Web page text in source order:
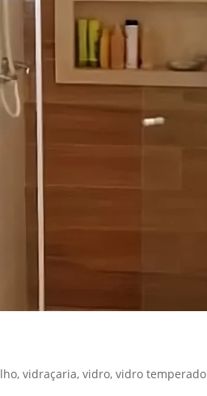
,vidraçaria,vidro,vidro temperado